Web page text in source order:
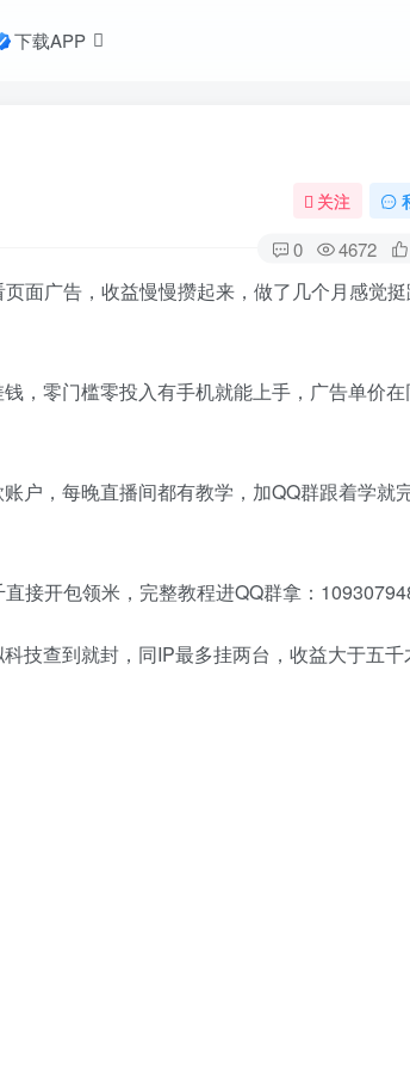
下载APP
关注
0 4672
面广告，收益慢慢攒起来，做了几个月感觉
，零门槛零投入有手机就能上手，广告单价
户，每晚直播间都有教学，加QQ群跟着学就
接开包领米，完整教程进QQ群拿：
技查到就封，同IP最多挂两台，收益大于五千